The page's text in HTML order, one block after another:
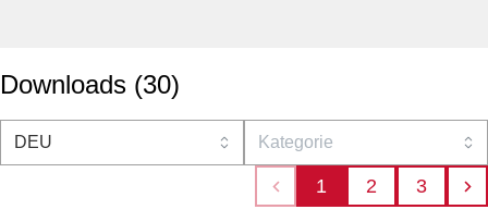
Downloads (30)
1 2 3